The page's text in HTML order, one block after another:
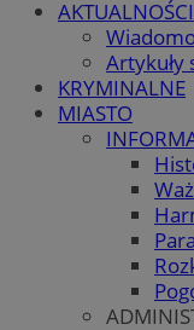
AKTUALNOŚCI
Artykuły
KRYMINALNE
MIASTO